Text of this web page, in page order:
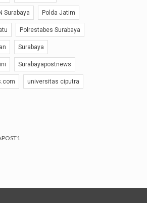
Surabaya Polda Jatim
Polrestabes Surabaya
Surabaya
Surabayapostnews
universitas ciputra